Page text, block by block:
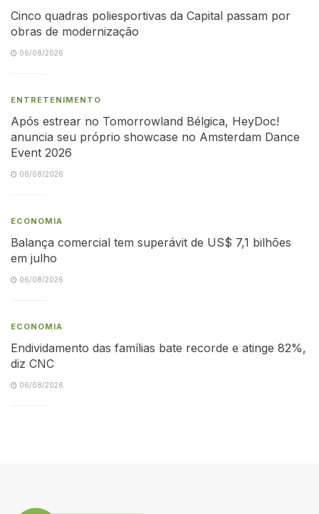
Cinco quadras poliesportivas da Capital passam por
obras de modernização
06/08/2026
ENTRETENIMENTO
Após estrear no Tomorrowland Bélgica, HeyDoc!
anuncia seu próprio showcase no Amsterdam Dance
Event 2026
06/08/2026
ECONOMIA
Balança comercial tem superávit de US$ 7,1 bilhões
em julho
06/08/2026
ECONOMIA
Endividamento das famílias bate recorde e atinge 82%,
diz CNC
06/08/2026